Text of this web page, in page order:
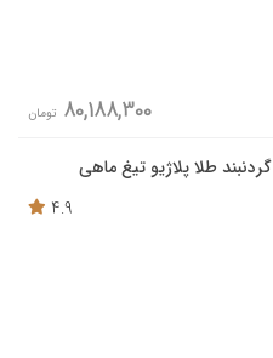
80,188,300 تومان
گردنبند طلا پلاژیو تیغ ماهی
4.9